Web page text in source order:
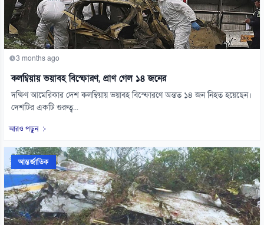
3 months ago
কলম্বিয়ায় ভয়াবহ বিস্ফোরণ, প্রাণ গেল ১৪ জনের
দক্ষিণ আমেরিকার দেশ কলম্বিয়ায় ভয়াবহ বিস্ফোরণে অন্তত ১৪ জন নিহত হয়েছেন।
দেশটির একটি গুরুত্ব...
আরও পড়ুন
আন্তর্জাতিক